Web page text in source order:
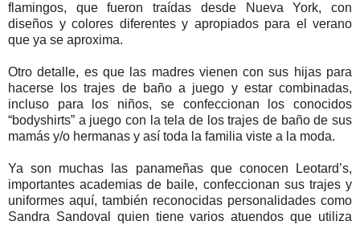
flamingos, que fueron traídas desde Nueva York, con
diseños y colores diferentes y apropiados para el verano
que ya se aproxima.
Otro detalle, es que las madres vienen con sus hijas para
hacerse los trajes de baño a juego y estar combinadas,
incluso para los niños, se confeccionan los conocidos
“bodyshirts” a juego con la tela de los trajes de baño de sus
mamás y/o hermanas y así toda la familia viste a la moda.
Ya son muchas las panameñas que conocen Leotard’s,
importantes academias de baile, confeccionan sus trajes y
uniformes aquí, también reconocidas personalidades como
Sandra Sandoval quien tiene varios atuendos que utiliza